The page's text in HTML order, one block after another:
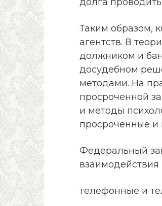
Таким образом,
агентств. В
должником и
досудебном
методами. На
просроченной
и методы
просроченные и
Федеральный
телефонные и